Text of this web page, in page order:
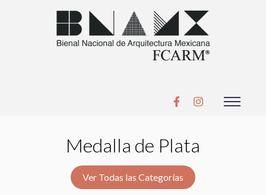
Medalla de Plata
Ver Todas las Categorías